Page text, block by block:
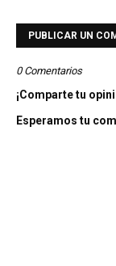
PUBLICAR UN
0 Comentarios
¡Comparte tu
Esperamos tu